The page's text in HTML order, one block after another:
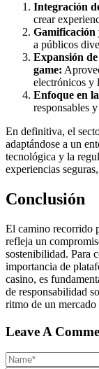
Integración
crear
Gamificación
a públicos
Expansión de
game:
electrónicos y
Enfoque en
responsables
En definitiva, el
adaptándose a un
tecnológica y la
experiencias
Conclusión
El camino recorrido
refleja un
sostenibilidad. Para
importancia de
casino, es
de responsabilidad
ritmo de un
Leave A